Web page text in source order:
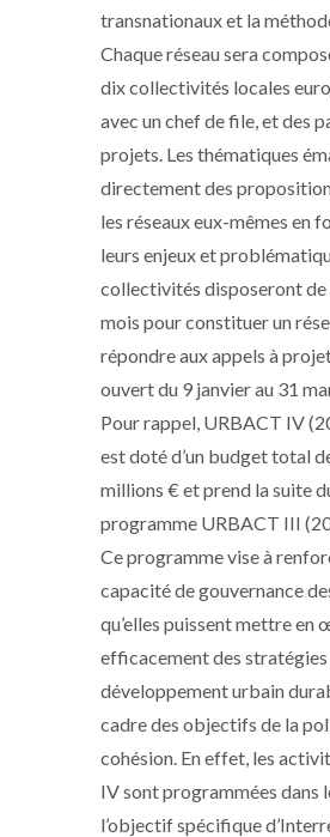
transnationaux et la
Chaque réseau sera
dix collectivités locales
avec un chef de file, et des
projets. Les thématiques
directement des
les réseaux eux-mêmes en
leurs enjeux et
collectivités disposeront de
mois pour constituer un
répondre aux appels à
ouvert du 9 janvier au 31
Pour rappel, URBACT IV
est doté d’un budget total
millions € et prend la suite
programme URBACT III
Ce programme vise à
capacité de gouvernance
qu’elles puissent mettre en
efficacement des stratégies
développement urbain
cadre des objectifs de la
cohésion. En effet, les
IV sont programmées dans
l’objectif spécifique